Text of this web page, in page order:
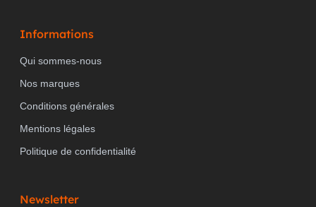
Informations
Qui sommes-nous
Nos marques
Conditions générales
Mentions légales
Politique de confidentialité
Newsletter